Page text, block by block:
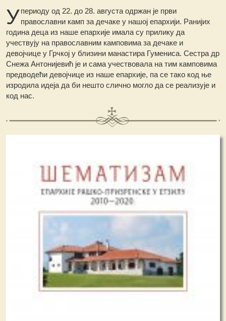
Упериоду од 22. до 28. августа одржан је први
православни камп за дечаке у нашој епархији. Ранијих
година деца из наше епархије имала су прилику да
учествују на православним камповима за дечаке и
девојчице у Грчкој у близини манастира Гумениса. Сестра др
Снежа Антонијевић је и сама учествовала на тим камповима
предводећи девојчице из наше епархије, па се тако код ње
изродила идеја да би нешто слично могло да се реализује и
код нас.